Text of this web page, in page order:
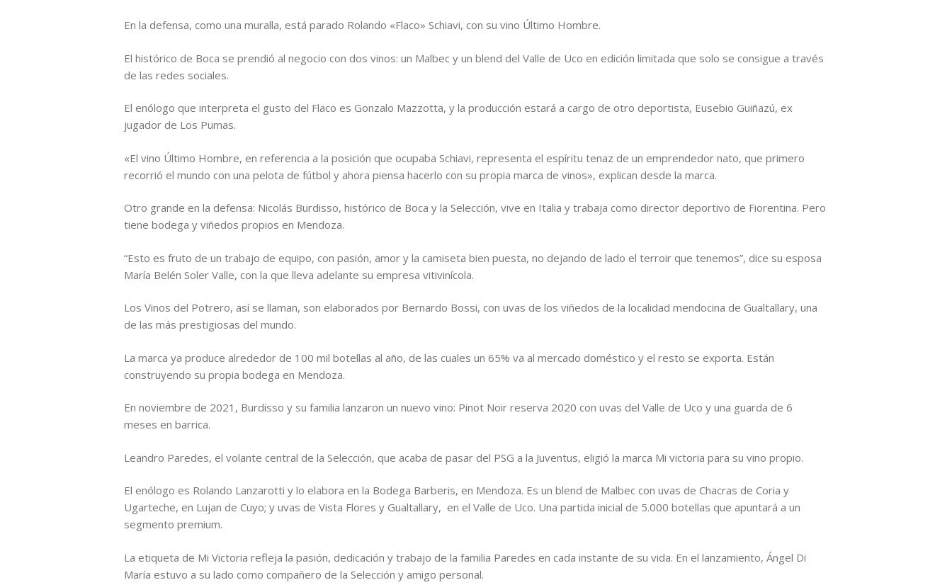
En la defensa, como una muralla, está parado Rolando «Flaco» Schiavi, con su vino Último Hombre.
El histórico de Boca se prendió al negocio con dos vinos: un Malbec y un blend del Valle de Uco en edición limitada que solo se consigue a través
de las redes sociales.
El enólogo que interpreta el gusto del Flaco es Gonzalo Mazzotta, y la producción estará a cargo de otro deportista, Eusebio Guiñazú, ex
jugador de Los Pumas.
«El vino Último Hombre, en referencia a la posición que ocupaba Schiavi, representa el espíritu tenaz de un emprendedor nato, que primero
recorrió el mundo con una pelota de fútbol y ahora piensa hacerlo con su propia marca de vinos», explican desde la marca.
Otro grande en la defensa: Nicolás Burdisso, histórico de Boca y la Selección, vive en Italia y trabaja como director deportivo de Fiorentina. Pero
tiene bodega y viñedos propios en Mendoza.
“Esto es fruto de un trabajo de equipo, con pasión, amor y la camiseta bien puesta, no dejando de lado el terroir que tenemos”, dice su esposa
María Belén Soler Valle, con la que lleva adelante su empresa vitivinícola.
Los Vinos del Potrero, así se llaman, son elaborados por Bernardo Bossi, con uvas de los viñedos de la localidad mendocina de Gualtallary, una
de las más prestigiosas del mundo.
La marca ya produce alrededor de 100 mil botellas al año, de las cuales un 65% va al mercado doméstico y el resto se exporta. Están
construyendo su propia bodega en Mendoza.
En noviembre de 2021, Burdisso y su familia lanzaron un nuevo vino: Pinot Noir reserva 2020 con uvas del Valle de Uco y una guarda de 6
meses en barrica.
Leandro Paredes, el volante central de la Selección, que acaba de pasar del PSG a la Juventus, eligió la marca Mi victoria para su vino propio.
El enólogo es Rolando Lanzarotti y lo elabora en la Bodega Barberis, en Mendoza. Es un blend de Malbec con uvas de Chacras de Coria y
Ugarteche, en Lujan de Cuyo; y uvas de Vista Flores y Gualtallary, en el Valle de Uco. Una partida inicial de 5.000 botellas que apuntará a un
segmento premium.
La etiqueta de Mi Victoria refleja la pasión, dedicación y trabajo de la familia Paredes en cada instante de su vida. En el lanzamiento, Ángel Di
María estuvo a su lado como compañero de la Selección y amigo personal.